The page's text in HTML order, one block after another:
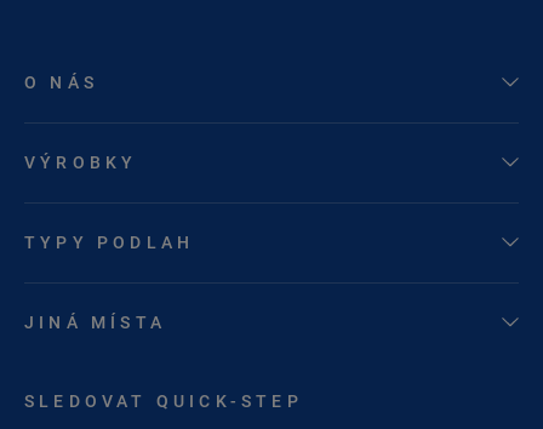
O NÁS
VÝROBKY
TYPY PODLAH
JINÁ MÍSTA
SLEDOVAT QUICK-STEP